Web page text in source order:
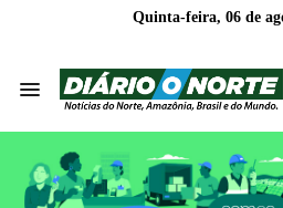
Quinta-feira, 06 de